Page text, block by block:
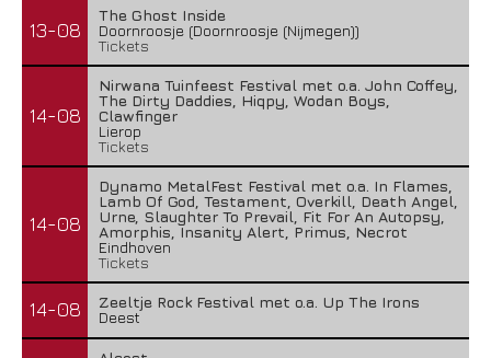
13-08
The Ghost Inside
Doornroosje (Doornroosje (Nijmegen))
Tickets
14-08
Nirwana Tuinfeest Festival met o.a. John Coffey,
The Dirty Daddies, Hiqpy, Wodan Boys,
Clawfinger
Lierop
Tickets
14-08
Dynamo MetalFest Festival met o.a. In Flames,
Lamb Of God, Testament, Overkill, Death Angel,
Urne, Slaughter To Prevail, Fit For An Autopsy,
Amorphis, Insanity Alert, Primus, Necrot
Eindhoven
Tickets
14-08
Zeeltje Rock Festival met o.a. Up The Irons
Deest